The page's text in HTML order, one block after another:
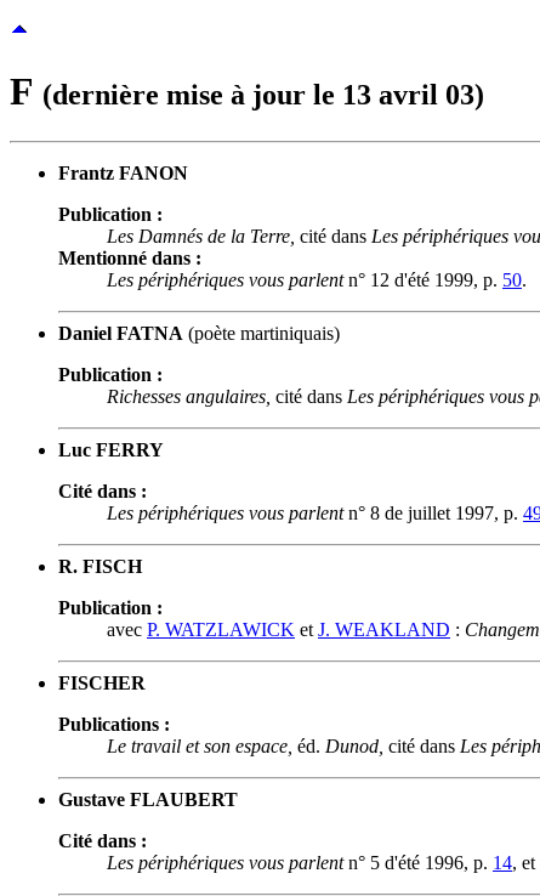
F (dernière mise à jour le 13 avril 03)
Frantz FANON
Publication :
Les Damnés de la Terre, cité dans Les périphériques
Mentionné dans :
Les périphériques vous parlentn° 12 d'été 1999, p. 50.
Daniel FATNA (poète martiniquais)
Publication :
Richesses angulaires, cité dans Les périphériques vous
Luc FERRY
Cité dans :
Les périphériques vous parlentn° 8 de juillet 1997, p.
R. FISCH
Publication :
avec P. WATZLAWICK et J. WEAKLAND :
FISCHER
Publications :
Le travail et son espace, éd. Dunod, cité dans Les
Gustave FLAUBERT
Cité dans :
Les périphériques vous parlentn° 5 d'été 1996, p. 14,